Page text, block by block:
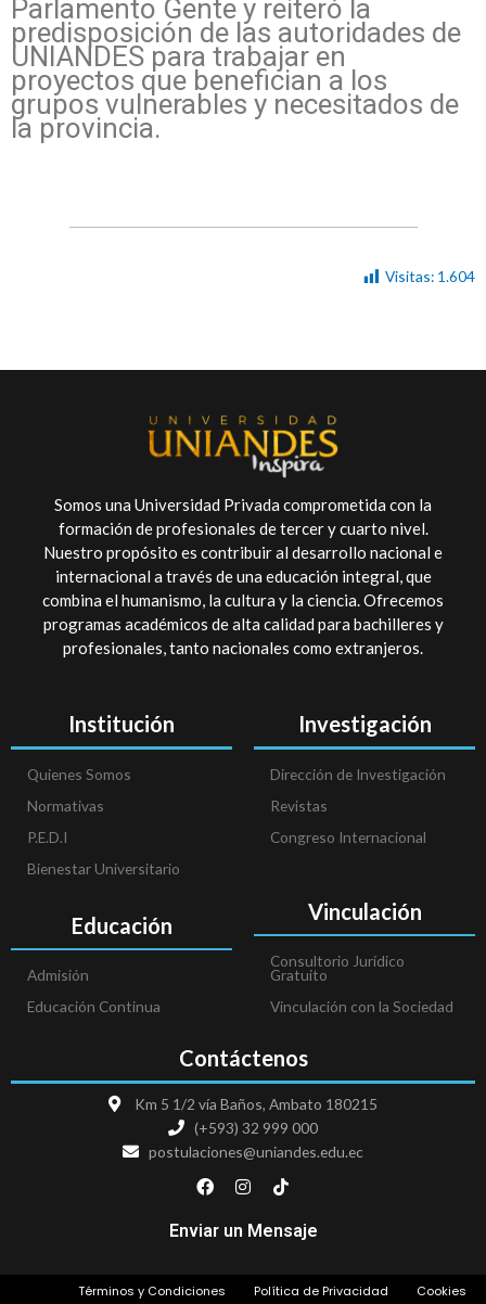
Parlamento Gente y reiteró la
predisposición de las autoridades de
UNIANDES para trabajar en
proyectos que benefician a los
grupos vulnerables y necesitados de
la provincia.
Visitas: 1.604
Somos una Universidad Privada comprometida con la
formación de profesionales de tercer y cuarto nivel.
Nuestro propósito es contribuir al desarrollo nacional e
internacional a través de una educación integral, que
combina el humanismo, la cultura y la ciencia. Ofrecemos
programas académicos de alta calidad para bachilleres y
profesionales, tanto nacionales como extranjeros.
Institución
Quienes Somos
Normativas
P.E.D.I
Bienestar Universitario
Educación
Admisión
Educación Continua
Investigación
Dirección de Investigación
Revistas
Congreso Internacional
Vinculación
Consultorio Jurídico
Gratuito
Vinculación con la Sociedad
Contáctenos
Km 5 1/2 vía Baños, Ambato 180215
(+593) 32 999 000
postulaciones@uniandes.edu.ec
F
a
e
o
k
I
n
t
r
T
i
t
Enviar un Mensaje
Términos y Condiciones Política de Privacidad Cookies